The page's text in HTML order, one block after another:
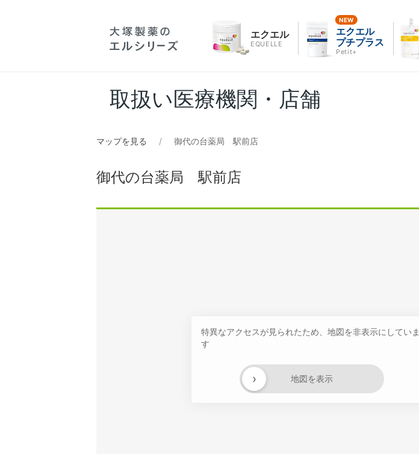
エクエル
EQUELLE
エクエル
プチプラス
Petit+
取扱い医療機関・店舗
マップを見る 御代の台薬局 駅前店
御代の台薬局 駅前店
特異なアクセスが見られたため、地図を非表示にしていま
す
地図を表示
›